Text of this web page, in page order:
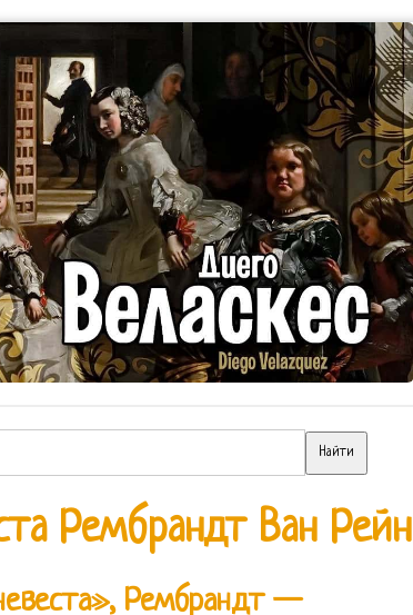
Рембрандт Ван Рейн
Рембрандт —